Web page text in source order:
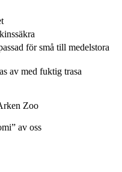
för små till medelstora
av med fuktig trasa
Zoo
av oss